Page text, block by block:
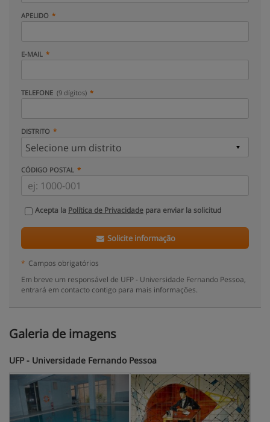
APELIDO
E-MAIL
TELEFONE (9 dígitos)
DISTRITO
CÓDIGO POSTAL
Acepta la Política de Privacidade para enviar la solicitud
Solicite informação
* Campos obrigatórios
Em breve um responsável de UFP - Universidade Fernando Pessoa,
entrará em contacto contigo para mais informações.
Galeria de imagens
UFP - Universidade Fernando Pessoa